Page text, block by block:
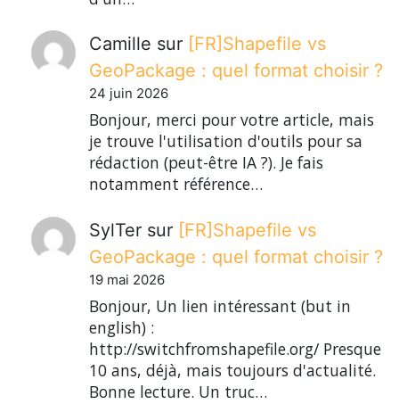
Camille sur [FR]Shapefile vs
GeoPackage : quel format choisir ?
24 juin 2026
Bonjour, merci pour votre article, mais
je trouve l'utilisation d'outils pour sa
rédaction (peut-être IA ?). Je fais
notamment référence…
SylTer sur [FR]Shapefile vs
GeoPackage : quel format choisir ?
19 mai 2026
Bonjour, Un lien intéressant (but in
english) :
http://switchfromshapefile.org/ Presque
10 ans, déjà, mais toujours d'actualité.
Bonne lecture. Un truc…